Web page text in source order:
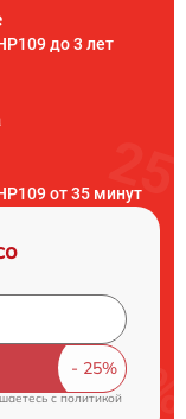
до 3 лет
от 35 минут
cполитикой